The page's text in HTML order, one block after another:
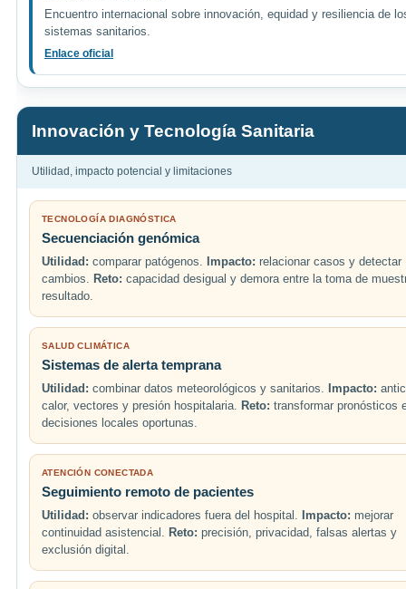
Encuentro internacional sobre innovación, equidad y resiliencia de
sistemas sanitarios.
Enlace oficial
Innovación y Tecnología Sanitaria
Utilidad, impacto potencial y limitaciones
TECNOLOGÍA DIAGNÓSTICA
Secuenciación genómica
Utilidad: comparar patógenos. Impacto: relacionar casos y detectar
cambios. Reto: capacidad desigual y demora entre la toma de
resultado.
SALUD CLIMÁTICA
Sistemas de alerta temprana
Utilidad: combinar datos meteorológicos y sanitarios. Impacto:
calor, vectores y presión hospitalaria. Reto: transformar pronósticos
decisiones locales oportunas.
ATENCIÓN CONECTADA
Seguimiento remoto de pacientes
Utilidad: observar indicadores fuera del hospital. Impacto: mejorar
continuidad asistencial. Reto: precisión, privacidad, falsas alertas y
exclusión digital.